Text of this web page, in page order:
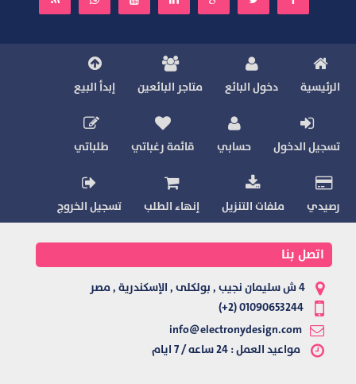
الرئيسية دخول البائع متاجر البائعين إبدأ البيع
تسجيل الدخول حسابي قائمة رغباتي طلباتي
رصيدي ملفات التنزيل إنهاء الطلب تسجيل الخروج
اتصل بنا
info@electronydesign.com
مواعيد العمل : 24 ساعه / 7 ايام